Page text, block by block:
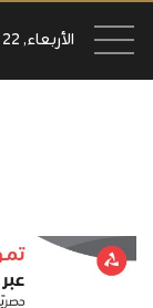
الأربعاء, 22 يوليو 2026